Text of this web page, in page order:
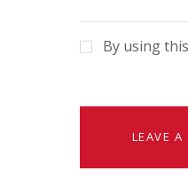
By using